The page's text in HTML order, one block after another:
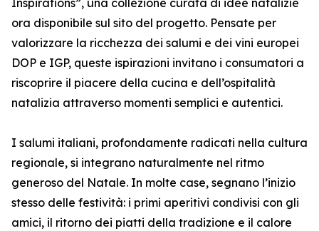
Inspirations”, una collezione curata di idee natalizie
ora disponibile sul sito del progetto. Pensate per
valorizzare la ricchezza dei salumi e dei vini europei
DOP e IGP, queste ispirazioni invitano i consumatori a
riscoprire il piacere della cucina e dell’ospitalità
natalizia attraverso momenti semplici e autentici.
I salumi italiani, profondamente radicati nella cultura
regionale, si integrano naturalmente nel ritmo
generoso del Natale. In molte case, segnano l’inizio
stesso delle festività: i primi aperitivi condivisi con gli
amici, il ritorno dei piatti della tradizione e il calore